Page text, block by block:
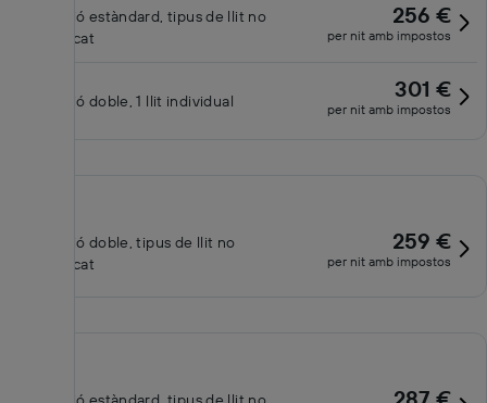
Habitació estàndard, tipus de llit no
especificat
256 €
per nit amb impostos
Habitació doble, 1 llit individual 301 €
per nit amb impostos
Habitació doble, tipus de llit no
especificat
259 €
per nit amb impostos